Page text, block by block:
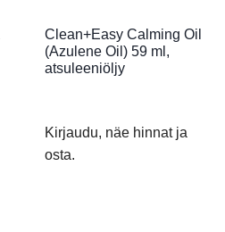
Clean+Easy Calming Oil
(Azulene Oil) 59 ml,
atsuleeniöljy
Kirjaudu, näe hinnat ja
osta.